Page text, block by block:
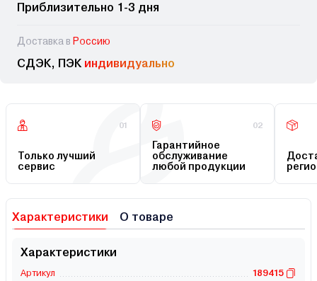
Приблизительно 1-3 дня
Доставка в Россию
СДЭК, ПЭК индивидуально
01
Только лучший
сервис
02
Гарантийное
обслуживание
любой продукции
Характеристики О товаре
Характеристики
Артикул
189415